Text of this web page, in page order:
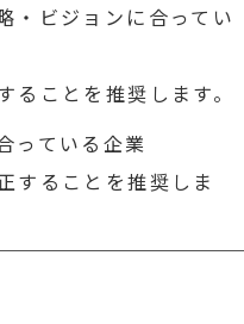
・ビジョンに合ってい
ことを推奨します。
っている企業
することを推奨しま